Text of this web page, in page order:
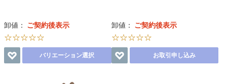
卸値： ご契約後表示
☆☆☆☆☆
バリエーション選択
卸値： ご契約後表示
☆☆☆☆☆
お取引申し込み